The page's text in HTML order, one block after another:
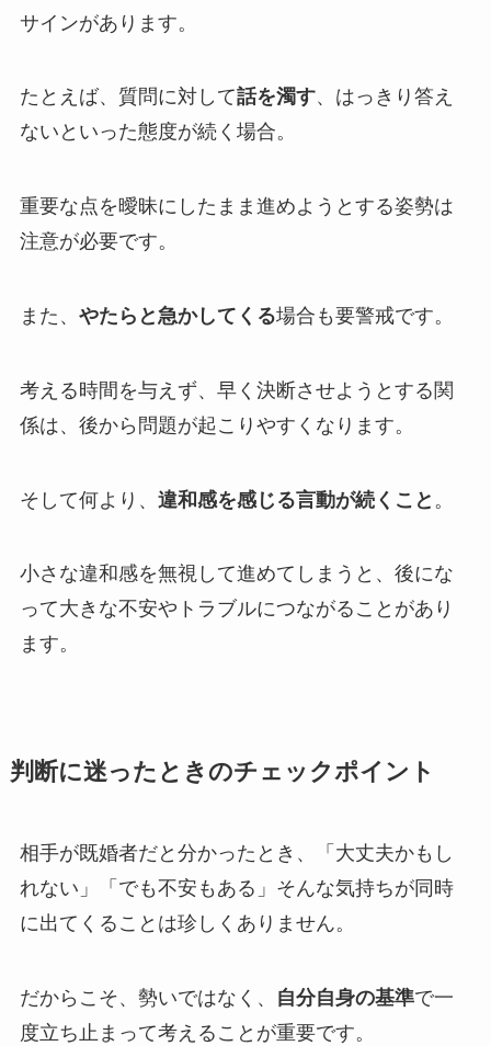
サインがあります。
たとえば、質問に対して話を濁す、はっきり答え
ないといった態度が続く場合。
重要な点を曖昧にしたまま進めようとする姿勢は
注意が必要です。
また、 やたらと急かしてくる場合も要警戒です。
考える時間を与えず、早く決断させようとする関
係は、後から問題が起こりやすくなります。
そして何より、 違和感を感じる言動が続くこと 。
小さな違和感を無視して進めてしまうと、後にな
って大きな不安やトラブルにつながることがあり
ます。
判断に迷ったときのチェックポイント
相手が既婚者だと分かったとき、「大丈夫かもし
れない」「でも不安もある」そんな気持ちが同時
に出てくることは珍しくありません。
だからこそ、勢いではなく、 自分自身の基準で一
度立ち止まって考えることが重要です。